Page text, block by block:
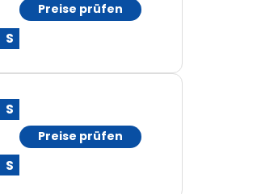
S
Preise prüfen
S
S
Preise prüfen